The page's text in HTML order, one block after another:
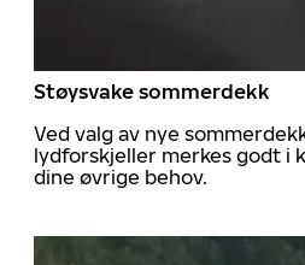
Støysvake sommerdekk
Ved valg av nye
lydforskjeller merkes godt i
dine øvrige behov.